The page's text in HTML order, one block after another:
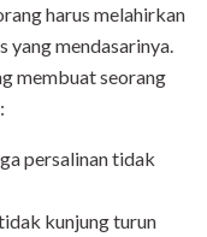
harus melahirkan
yang mendasarinya.
membuat seorang
persalinan tidak
kunjung turun